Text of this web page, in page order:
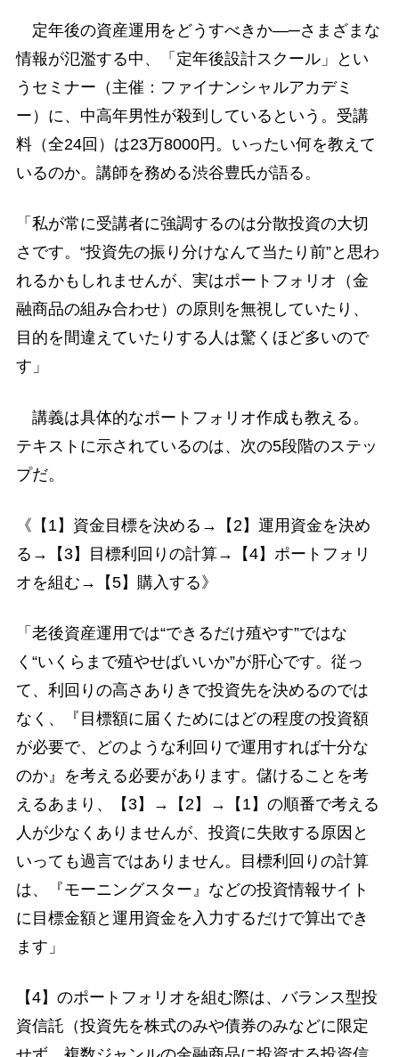
定年後の資産運用をどうすべきか―─さまざまな
情報が氾濫する中、「定年後設計スクール」とい
うセミナー（主催：ファイナンシャルアカデミ
ー）に、中高年男性が殺到しているという。受講
料（全24回）は23万8000円。いったい何を教えて
いるのか。講師を務める渋谷豊氏が語る。
「私が常に受講者に強調するのは分散投資の大切
さです。“投資先の振り分けなんて当たり前”と思わ
れるかもしれませんが、実はポートフォリオ（金
融商品の組み合わせ）の原則を無視していたり、
目的を間違えていたりする人は驚くほど多いので
す」
講義は具体的なポートフォリオ作成も教える。
テキストに示されているのは、次の5段階のステッ
プだ。
《【1】資金目標を決める→【2】運用資金を決め
る→【3】目標利回りの計算→【4】ポートフォリ
オを組む→【5】購入する》
「老後資産運用では“できるだけ殖やす”ではな
く“いくらまで殖やせばいいか”が肝心です。従っ
て、利回りの高さありきで投資先を決めるのでは
なく、『目標額に届くためにはどの程度の投資額
が必要で、どのような利回りで運用すれば十分な
のか』を考える必要があります。儲けることを考
えるあまり、【3】→【2】→【1】の順番で考える
人が少なくありませんが、投資に失敗する原因と
いっても過言ではありません。目標利回りの計算
は、『モーニングスター』などの投資情報サイト
に目標金額と運用資金を入力するだけで算出でき
ます」
【4】のポートフォリオを組む際は、バランス型投
資信託（投資先を株式のみや債券のみなどに限定